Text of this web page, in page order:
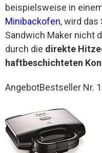
beispielsweise in
Minibackofen, wird
Sandwich Maker nicht
durch die direkte
haftbeschichteten
AngebotBestseller Nr. 1